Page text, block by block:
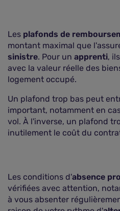
Les plafonds de
montant maximal que
sinistre. Pour un apprenti,
avec la valeur réelle des
logement occupé.
Un plafond trop bas peut
important, notamment en
vol. À l'inverse, un plafond
inutilement le coût du
Les conditions d'absence
vérifiées avec attention,
à vous absenter